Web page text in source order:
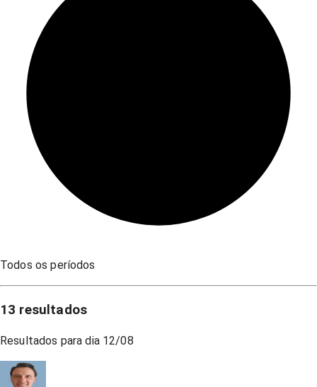
Todos os períodos
13 resultados
Resultados para dia 12/08